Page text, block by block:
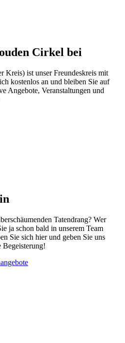
Cirkel bei
Kreis) ist unser Freundeskreis mit
kostenlos an und bleiben Sie auf
Angebote, Veranstaltungen und
Tatendrang? Wer
ja schon bald in unserem Team
Sie sich hier und geben Sie uns
Begeisterung!